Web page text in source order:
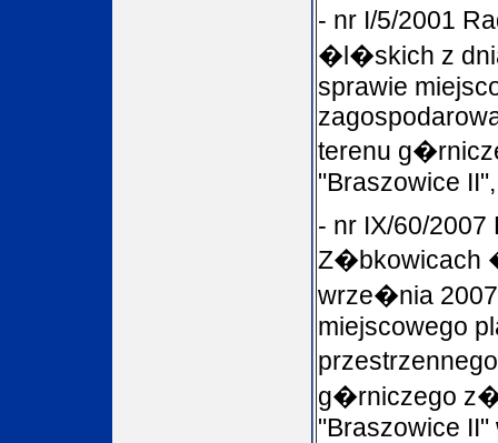
- nr I/5/2001
�l�skich z
sprawie
terenu
"Braszowice II",
- nr IX/60/2007
Z�bkowicach
wrze�nia
miejscowego
g�rniczego
"Braszowice